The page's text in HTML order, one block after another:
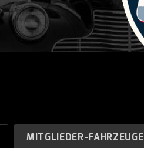
MITGLIEDER-FAHRZEUGE